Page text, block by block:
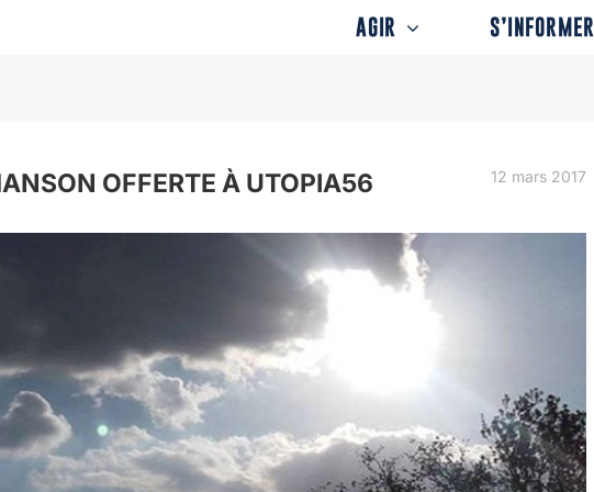
AGIR S’INFORMER
12 mars 2017
OFFERTE À UTOPIA56